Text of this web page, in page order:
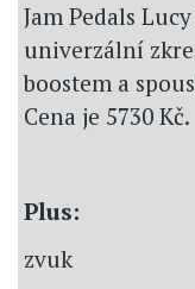
Jam Pedals
univerzální
boostem a
Cena je 5730 Kč.
Plus:
zvuk